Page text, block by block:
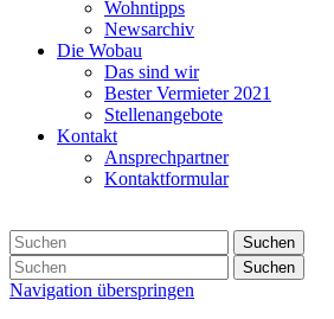
Wohntipps
Newsarchiv
Die Wobau
Das sind wir
Bester Vermieter 2021
Stellenangebote
Kontakt
Ansprechpartner
Kontaktformular
Suchen
Suchen
Navigation überspringen